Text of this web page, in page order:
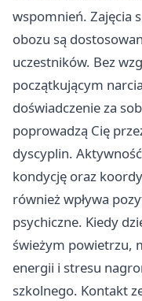
wspomnień. Zajęcia
obozu są
uczestników. Bez
początkującym
doświadczenie za
poprowadzą Cię
dyscyplin.
kondycję oraz
również wpływa
psychiczne. Kiedy
świeżym powietrzu,
energii i stresu
szkolnego. Kontakt